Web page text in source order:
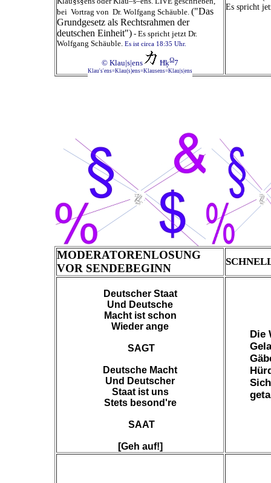
bei Vortrag von Dr. Wolfgang Schäuble. ("Das
Grundgesetz als Rechtsrahmen der
deutschen Einheit") - Es spricht jetzt Dr.
Wolfgang Schäuble. Es ist circa 18:35 Uhr.
© Klau|s|ens ĦķΩ7
Klau's'ens=Klau(s)ens=Klausens=Klau|s|ens
Es spricht
MODERATORENLOSUNG
VOR SENDEBEGINN
Deutscher Staat
Und Deutsche
Macht ist schon
Wieder ange
SAGT
Deutsche Macht
Und Deutscher
Staat ist uns
Stets besond're
SAAT
[Geh auf!]
Die